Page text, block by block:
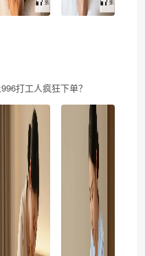
打工人疯狂下单？